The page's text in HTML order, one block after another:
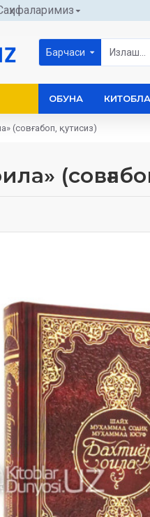
Барчаси
ОБУНА
(совғабоп, қутисиз)